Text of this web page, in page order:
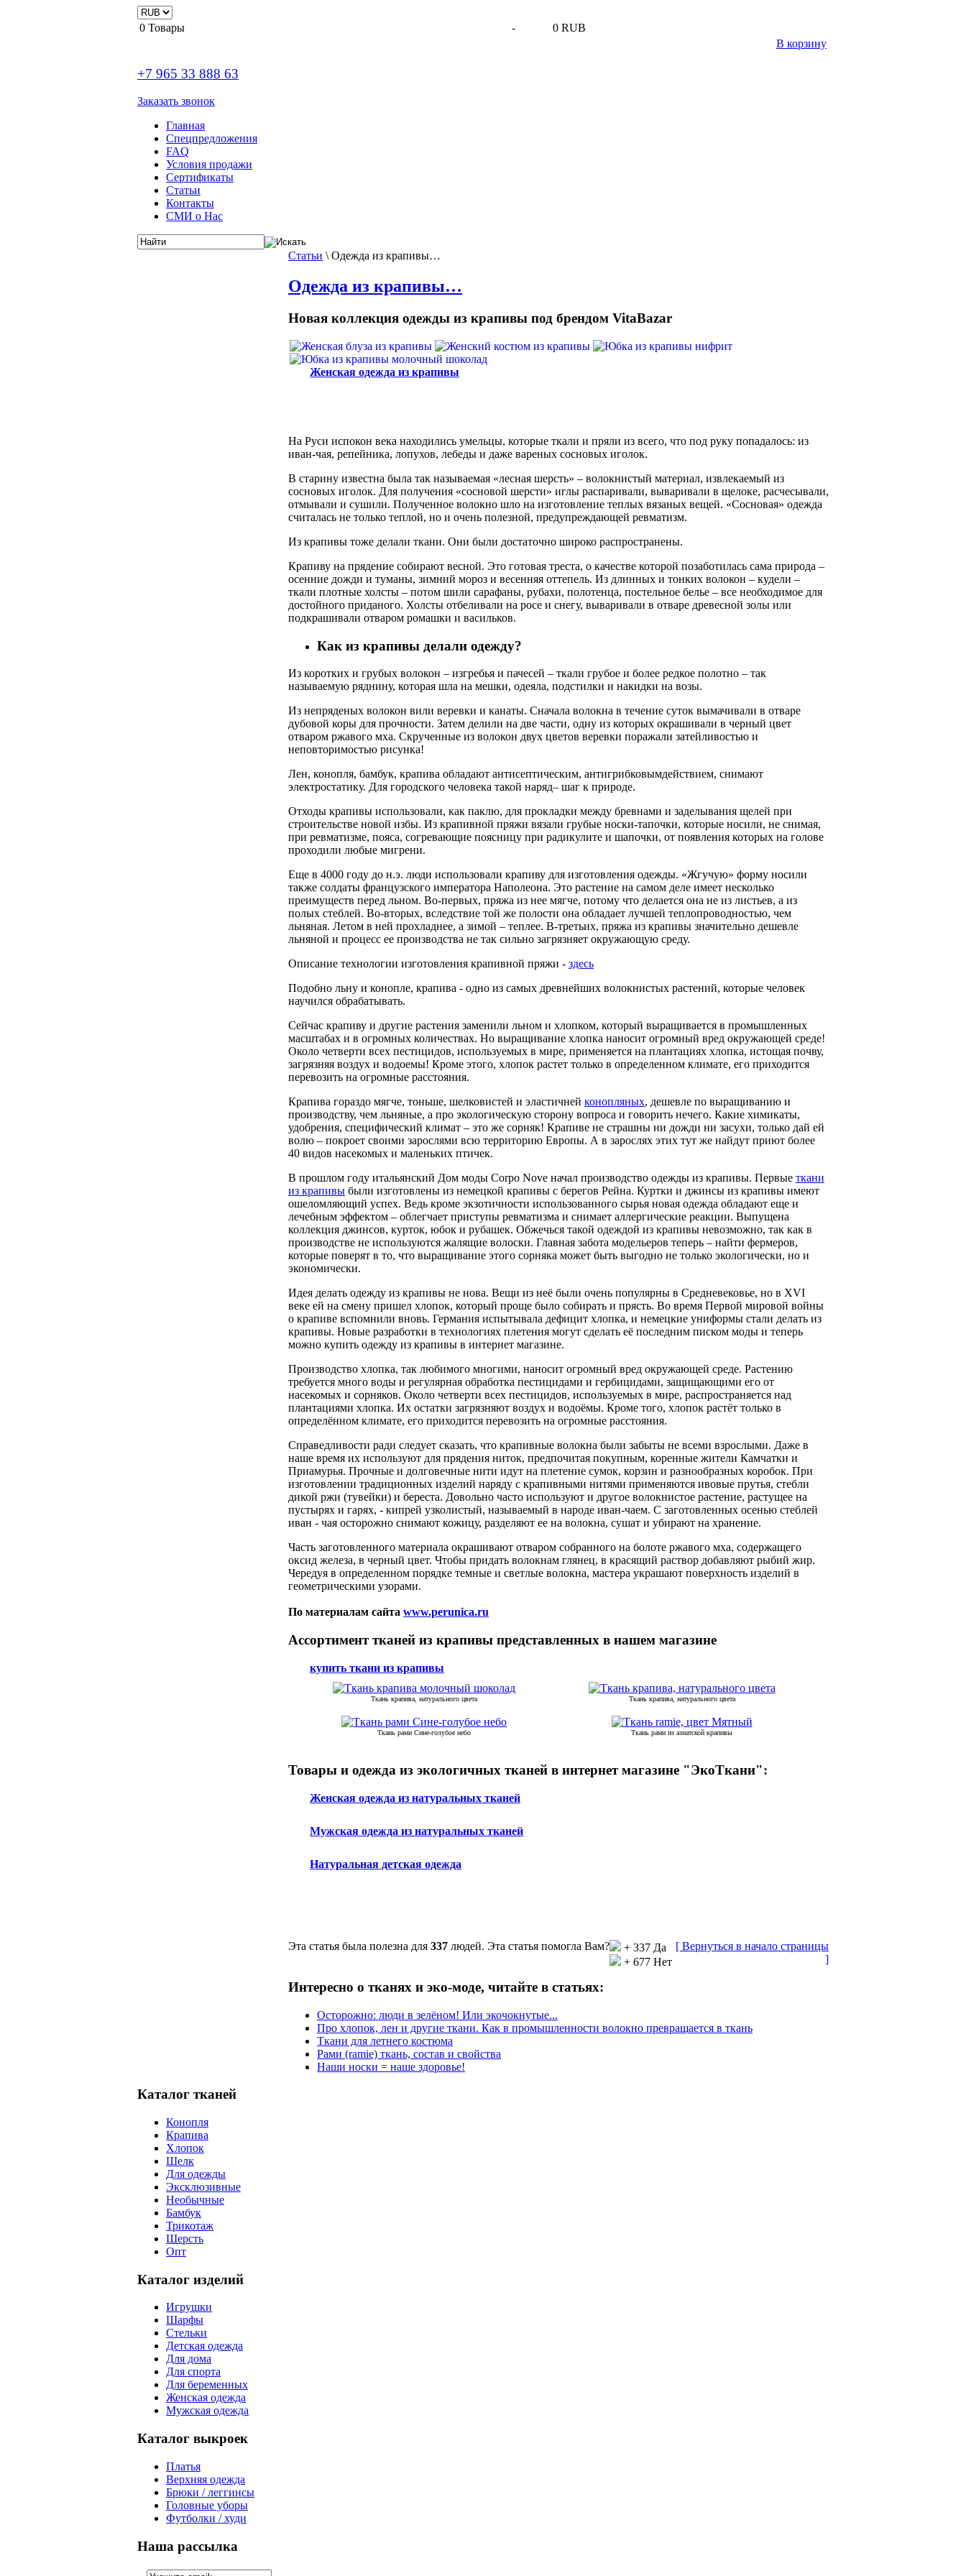
0 Товары -
0 RUB
В корзину
+7 965 33 888 63
Заказать звонок
Главная
Спецпредложения
FAQ
Условия продажи
Сертификаты
Статьи
Контакты
СМИ о Нас
Статьи \ Одежда из крапивы…
Одежда из крапивы…
Новая коллекция одежды из крапивы под брендом VitaBazar
Женская одежда из крапивы
На Руси испокон века находились умельцы, которые ткали и пряли из всего, что под руку попадалось: из
иван-чая, репейника, лопухов, лебеды и даже вареных сосновых иголок.
В старину известна была так называемая «лесная шерсть» – волокнистый материал, извлекаемый из
сосновых иголок. Для получения «сосновой шерсти» иглы распаривали, вываривали в щелоке, расчесывали,
отмывали и сушили. Полученное волокно шло на изготовление теплых вязаных вещей. «Сосновая» одежда
считалась не только теплой, но и очень полезной, предупреждающей ревматизм.
Из крапивы тоже делали ткани. Они были достаточно широко распространены.
Крапиву на прядение собирают весной. Это готовая треста, о качестве которой позаботилась сама природа –
осенние дожди и туманы, зимний мороз и весенняя оттепель. Из длинных и тонких волокон – кудели –
ткали плотные холсты – потом шили сарафаны, рубахи, полотенца, постельное белье – все необходимое для
достойного приданого. Холсты отбеливали на росе и снегу, вываривали в отваре древесной золы или
подкрашивали отваром ромашки и васильков.
Как из крапивы делали одежду?
Из коротких и грубых волокон – изгребья и пачесей – ткали грубое и более редкое полотно – так
называемую ряднину, которая шла на мешки, одеяла, подстилки и накидки на возы.
Из непряденых волокон вили веревки и канаты. Сначала волокна в течение суток вымачивали в отваре
дубовой коры для прочности. Затем делили на две части, одну из которых окрашивали в черный цвет
отваром ржавого мха. Скрученные из волокон двух цветов веревки поражали затейливостью и
неповторимостью рисунка!
Лен, конопля, бамбук, крапива обладают антисептическим, антигрибковымдействием, снимают
электростатику. Для городского человека такой наряд– шаг к природе.
Отходы крапивы использовали, как паклю, для прокладки между бревнами и заделывания щелей при
строительстве новой избы. Из крапивной пряжи вязали грубые носки-тапочки, которые носили, не снимая,
при ревматизме, пояса, согревающие поясницу при радикулите и шапочки, от появления которых на голове
проходили любые мигрени.
Еще в 4000 году до н.э. люди использовали крапиву для изготовления одежды. «Жгучую» форму носили
также солдаты французского императора Наполеона. Это растение на самом деле имеет несколько
преимуществ перед льном. Во-первых, пряжа из нее мягче, потому что делается она не из листьев, а из
полых стеблей. Во-вторых, вследствие той же полости она обладает лучшей теплопроводностью, чем
льняная. Летом в ней прохладнее, а зимой – теплее. В-третьих, пряжа из крапивы значительно дешевле
льняной и процесс ее производства не так сильно загрязняет окружающую среду.
Описание технологии изготовления крапивной пряжи - здесь
Подобно льну и конопле, крапива - одно из самых древнейших волокнистых растений, которые человек
научился обрабатывать.
Сейчас крапиву и другие растения заменили льном и хлопком, который выращивается в промышленных
масштабах и в огромных количествах. Но выращивание хлопка наносит огромный вред окружающей среде!
Около четверти всех пестицидов, используемых в мире, применяется на плантациях хлопка, истощая почву,
загрязняя воздух и водоемы! Кроме этого, хлопок растет только в определенном климате, его приходится
перевозить на огромные расстояния.
Крапива гораздо мягче, тоньше, шелковистей и эластичней конопляных, дешевле по выращиванию и
производству, чем льняные, а про экологическую сторону вопроса и говорить нечего. Какие химикаты,
удобрения, специфический климат – это же сорняк! Крапиве не страшны ни дожди ни засухи, только дай ей
волю – покроет своими зарослями всю территорию Европы. А в зарослях этих тут же найдут приют более
40 видов насекомых и маленьких птичек.
В прошлом году итальянский Дом моды Corpo Nove начал производство одежды из крапивы. Первые ткани
из крапивы были изготовлены из немецкой крапивы с берегов Рейна. Куртки и джинсы из крапивы имеют
ошеломляющий успех. Ведь кроме экзотичности использованного сырья новая одежда обладают еще и
лечебным эффектом – облегчает приступы ревматизма и снимает аллергические реакции. Выпущена
коллекция джинсов, курток, юбок и рубашек. Обжечься такой одеждой из крапивы невозможно, так как в
производстве не используются жалящие волоски. Главная забота модельеров теперь – найти фермеров,
которые поверят в то, что выращивание этого сорняка может быть выгодно не только экологически, но и
экономически.
Идея делать одежду из крапивы не нова. Вещи из неё были очень популярны в Средневековье, но в XVI
веке ей на смену пришел хлопок, который проще было собирать и прясть. Во время Первой мировой войны
о крапиве вспомнили вновь. Германия испытывала дефицит хлопка, и немецкие униформы стали делать из
крапивы. Новые разработки в технологиях плетения могут сделать её последним писком моды и теперь
можно купить одежду из крапивы в интернет магазине.
Производство хлопка, так любимого многими, наносит огромный вред окружающей среде. Растению
требуется много воды и регулярная обработка пестицидами и гербицидами, защищающими его от
насекомых и сорняков. Около четверти всех пестицидов, используемых в мире, распространяется над
плантациями хлопка. Их остатки загрязняют воздух и водоёмы. Кроме того, хлопок растёт только в
определённом климате, его приходится перевозить на огромные расстояния.
Справедливости ради следует сказать, что крапивные волокна были забыты не всеми взрослыми. Даже в
наше время их используют для прядения ниток, предпочитая покупным, коренные жители Камчатки и
Приамурья. Прочные и долговечные нити идут на плетение сумок, корзин и разнообразных коробок. При
изготовлении традиционных изделий наряду с крапивными нитями применяются ивовые прутья, стебли
дикой ржи (тувейки) и береста. Довольно часто используют и другое волокнистое растение, растущее на
пустырях и гарях, - кипрей узколистый, называемый в народе иван-чаем. С заготовленных осенью стеблей
иван - чая осторожно снимают кожицу, разделяют ее на волокна, сушат и убирают на хранение.
Часть заготовленного материала окрашивают отваром собранного на болоте ржавого мха, содержащего
оксид железа, в черный цвет. Чтобы придать волокнам глянец, в красящий раствор добавляют рыбий жир.
Чередуя в определенном порядке темные и светлые волокна, мастера украшают поверхность изделий в
геометрическими узорами.
По материалам сайта www.perunica.ru
Ассортимент тканей из крапивы представленных в нашем магазине
купить ткани из крапивы
Ткань крапива, натурального цвета Ткань крапива, натурального цвета
Ткань рами Сине-голубое небо Ткань рами из азиатской крапивы
Товары и одежда из экологичных тканей в интернет магазине "ЭкоТкани":
Женская одежда из натуральных тканей
Мужская одежда из натуральных тканей
Натуральная детская одежда
Эта статья была полезна для 337 людей. Эта статья помогла Вам?
+ 337 Да
+ 677 Нет
[ Вернуться в начало страницы
]
Интересно о тканях и эко-моде, читайте в статьях:
Осторожно: люди в зелёном! Или экочокнутые...
Про хлопок, лен и другие ткани. Как в промышленности волокно превращается в ткань
Ткани для летнего костюма
Рами (ramie) ткань, состав и свойства
Наши носки = наше здоровье!
Каталог тканей
Конопля
Крапива
Хлопок
Шелк
Для одежды
Эксклюзивные
Необычные
Бамбук
Трикотаж
Шерсть
Опт
Каталог изделий
Игрушки
Шарфы
Стельки
Детская одежда
Для дома
Для спорта
Для беременных
Женская одежда
Мужская одежда
Каталог выкроек
Платья
Верхняя одежда
Брюки / леггинсы
Головные уборы
Футболки / худи
Наша рассылка